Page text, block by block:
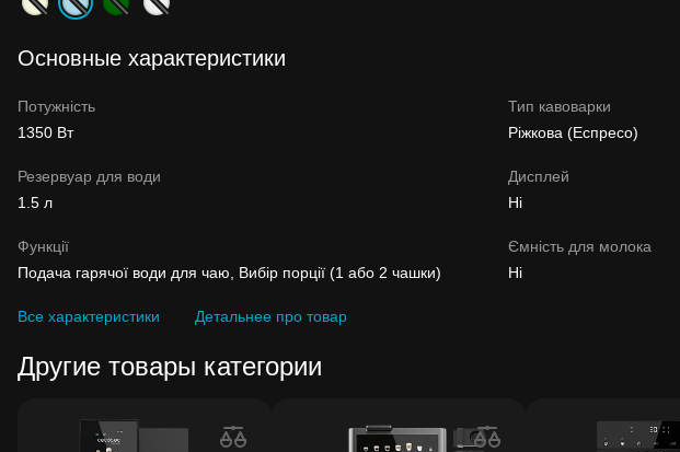
Основные характеристики
Потужність
1350 Вт
Тип кавоварки
Ріжкова (Еспресо)
Резервуар для води
1.5 л
Дисплей
Ні
Функції
Подача гарячої води для чаю, Вибір порції (1 або 2 чашки)
Ємність для молока
Ні
Все характеристики Детальнее про товар
Другие товары категории